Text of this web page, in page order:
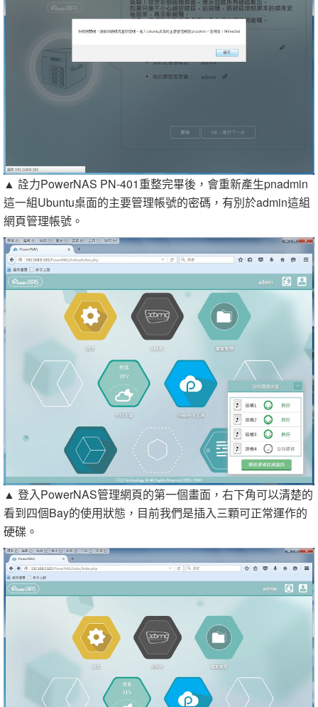
▲ 詮力PowerNAS PN-401重整完畢後，會重新產生pnadmin
這一組Ubuntu桌面的主要管理帳號的密碼，有別於admin這組
網頁管理帳號。
▲ 登入PowerNAS管理網頁的第一個畫面，右下角可以清楚的
看到四個Bay的使用狀態，目前我們是插入三顆可正常運作的
硬碟。